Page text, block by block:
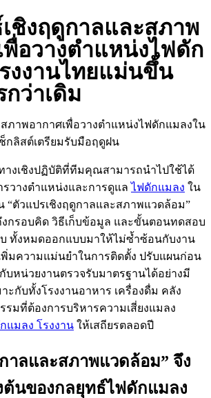
ชิงฤดูกาลและสภาพ
พื่อวางตำแหน่งไฟดัก
งงานไทยแม่นขึ้น
กว่าเดิม
งเชิงปฏิบัติที่ทีมคุณสามารถนำไปใช้ได้
รวางตำแหน่งและการดูแลไฟดักแมลง ใน
“ตัวแปรเชิงฤดูกาลและสภาพแวดล้อม”
งกรอบคิด วิธีเก็บข้อมูล และขั้นตอนทดสอบ
ทั้งหมดออกแบบมาให้ไม่ซ้ำซ้อนกับงาน
พิ่มความแม่นยำในการติดตั้ง ปรับแผนก่อน
บหน่วยงานตรวจรับมาตรฐานได้อย่างมี
ะกับทั้งโรงงานอาหาร เครื่องดื่ม คลัง
มที่ต้องการบริหารความเสี่ยงแมลง
แมลง โรงงาน ให้เสถียรตลอดปี
าลและสภาพแวดล้อม” จึง
ต้นของกลยุทธ์ไฟดักแมลง